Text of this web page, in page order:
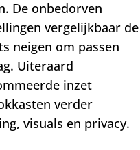
De onbedorven
vergelijkbaar de
neigen om passen
Uiteraard
inzet
verder
visuals en privacy.